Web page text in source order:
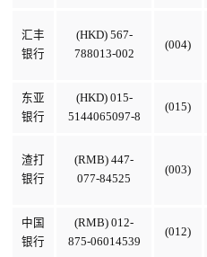
汇丰
银行
(HKD) 567-
788013-002
(004)
东亚
银行
(HKD) 015-
5144065097-8
(015)
渣打
银行
(RMB) 447-
077-84525
(003)
中国
银行
(RMB) 012-
875-06014539
(012)